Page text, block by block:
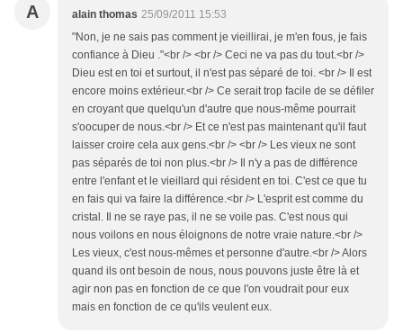
A alain thomas 25/09/2011 15:53
"Non, je ne sais pas comment je vieillirai, je m'en fous, je fais
confiance à Dieu ."<br /> <br /> Ceci ne va pas du tout.<br />
Dieu est en toi et surtout, il n'est pas séparé de toi. <br /> Il est
encore moins extérieur.<br /> Ce serait trop facile de se défiler
en croyant que quelqu'un d'autre que nous-même pourrait
s'oocuper de nous.<br /> Et ce n'est pas maintenant qu'il faut
laisser croire cela aux gens.<br /> <br /> Les vieux ne sont
pas séparés de toi non plus.<br /> Il n'y a pas de différence
entre l'enfant et le vieillard qui résident en toi. C'est ce que tu
en fais qui va faire la différence.<br /> L'esprit est comme du
cristal. Il ne se raye pas, il ne se voile pas. C'est nous qui
nous voilons en nous éloignons de notre vraie nature.<br />
Les vieux, c'est nous-mêmes et personne d'autre.<br /> Alors
quand ils ont besoin de nous, nous pouvons juste être là et
agir non pas en fonction de ce que l'on voudrait pour eux
mais en fonction de ce qu'ils veulent eux.